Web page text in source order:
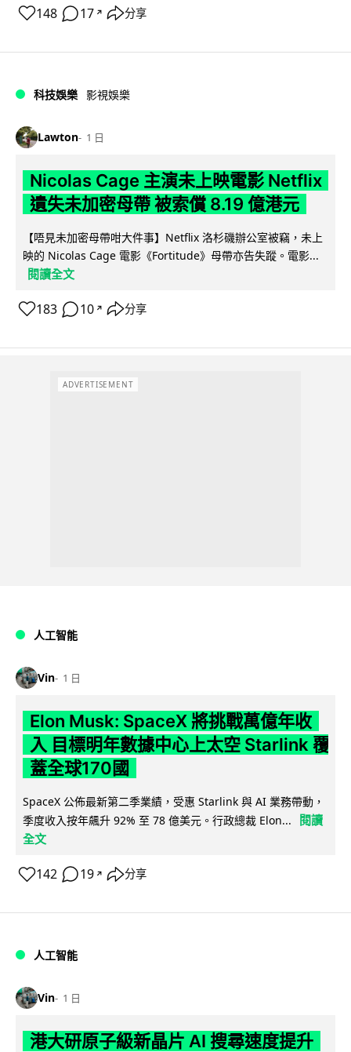
148 17 ↗ 分享
科技娛樂 影視娛樂
Lawton 1 日
Nicolas Cage 主演未上映電影 Netflix
遺失未加密母帶 被索償 8.19 億港元
【唔見未加密母帶咁大件事】Netflix 洛杉磯辦公室被竊，未上
映的 Nicolas Cage 電影《Fortitude》母帶亦告失蹤。電影...
閱讀全文
183 10 ↗ 分享
ADVERTISEMENT
人工智能
Vin 1 日
Elon Musk: SpaceX 將挑戰萬億年收
入 目標明年數據中心上太空 Starlink 覆
蓋全球170國
SpaceX 公佈最新第二季業績，受惠 Starlink 與 AI 業務帶動，
季度收入按年飆升 92% 至 78 億美元。行政總裁 Elon...
閱讀
全文
142 19 ↗ 分享
人工智能
Vin 1 日
港大研原子級新晶片 AI 搜尋速度提升